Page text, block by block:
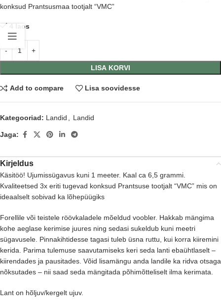
konksud Prantsusmaa tootjalt “VMC”
4 laos
LISA KORVI
Add to compare Lisa soovidesse
Kategooriad: Landid Landid
Jaga:
Kirjeldus
Käsitöö! Ujumissügavus kuni 1 meeter. Kaal ca 6,5 grammi.
Kvaliteetsed 3x eriti tugevad konksud Prantsuse tootjalt “VMC” mis on
ideaalselt sobivad ka lõhepüügiks
Forellile või teistele röövkaladele mõeldud voobler. Hakkab mängima
kohe aeglase kerimise juures ning sedasi sukeldub kuni meetri
sügavusele. Pinnakihtidesse tagasi tuleb üsna ruttu, kui korra kiiremini
kerida. Parima tulemuse saavutamiseks keri seda lanti ebaühtlaselt –
kiirendades ja pausitades. Võid lisamängu anda landile ka ridva otsaga
nõksutades – nii saad seda mängitada põhimõtteliselt ilma kerimata.
Lant on hõljuv/kergelt ujuv.